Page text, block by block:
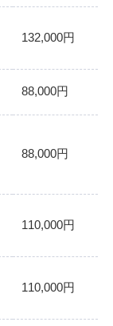
132,000円
88,000円
88,000円
110,000円
110,000円